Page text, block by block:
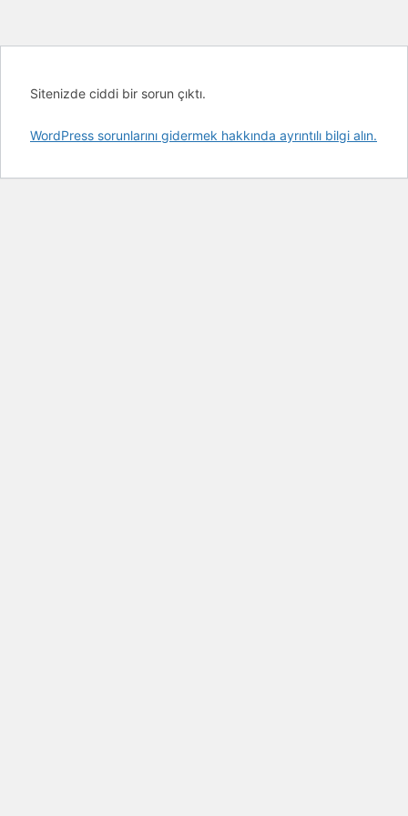
Sitenizde ciddi bir sorun çıktı.
WordPress sorunlarını gidermek hakkında ayrıntılı bilgi alın.